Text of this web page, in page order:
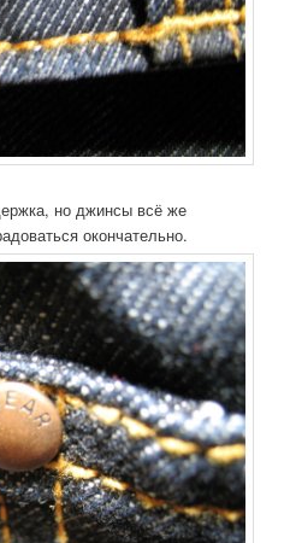
но джинсы всё же
окончательно.